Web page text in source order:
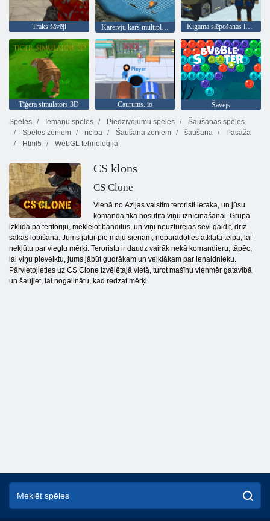
Traks šāvēji Kareivju karš multiplayer Kigama slēpošanas lekt!
Tīģera simulators 3D Caurums. io
Šāvējs
Spēles
Iemaņu spēles Piedzīvojumu spēles
Šaušanas spēles
Spēles zēniem
rīcība Šaušana zēniem šaušana
Pasāža
Html5
WebGL tehnoloģija
CS klons
CS Clone
Vienā no Āzijas valstīm teroristi ieraka, un jūsu
komanda tika nosūtīta viņu iznīcināšanai. Grupa
izklīda pa teritoriju, meklējot bandītus, un viņi neuzturējās sevi gaidīt, drīz
sākās lobīšana. Jums jātur pie māju sienām, neparādoties atklātā telpā, lai
nekļūtu par vieglu mērķi. Teroristu ir daudz vairāk nekā komandieru, tāpēc,
lai viņu pieveiktu, jums jābūt gudrākam un veiklākam par ienaidnieku.
Pārvietojieties uz CS Clone izvēlētajā vietā, turot mašīnu vienmēr gatavībā
un šaujiet, lai nogalinātu, kad redzat mērķi.